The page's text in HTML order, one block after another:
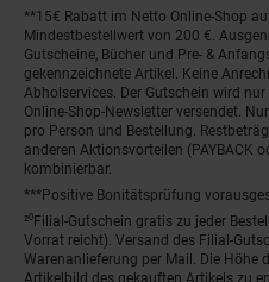
**15€ Rabatt im Netto Online-Shop
Mindestbestellwert von 200 €.
Gutscheine, Bücher und Pre- &
gekennzeichnete Artikel. Keine
Abholservices. Der Gutschein wird
Online-Shop-Newsletter versendet.
pro Person und Bestellung.
anderen Aktionsvorteilen (PAYBACK
kombinierbar.
***Positive Bonitätsprüfung
²⁰Filial-Gutschein gratis zu jeder
Vorrat reicht). Versand des Filial-
Warenanlieferung per Mail. Die Höhe
Artikelbild des gekauften Artikels zu